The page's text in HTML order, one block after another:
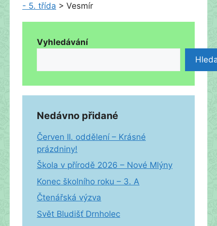
- 5. třída > Vesmír
Vyhledávání
Nedávno přidané
Červen II. oddělení – Krásné
prázdniny!
Škola v přírodě 2026 – Nové Mlýny
Konec školního roku – 3. A
Čtenářská výzva
Svět Bludišť Drnholec